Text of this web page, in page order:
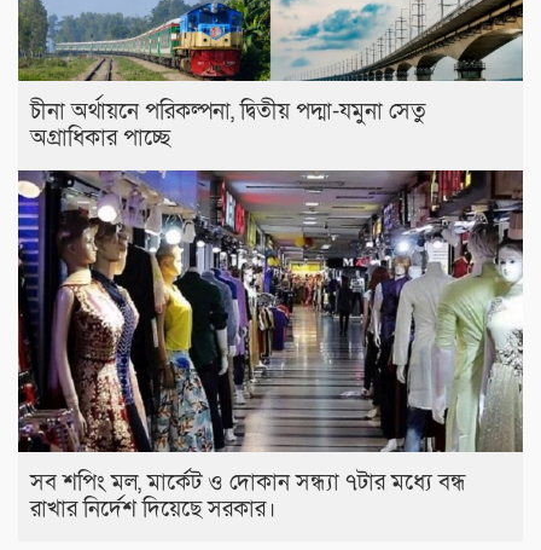
চীনা অর্থায়নে পরিকল্পনা, দ্বিতীয় পদ্মা-যমুনা সেতু
অগ্রাধিকার পাচ্ছে
সব শপিং মল, মার্কেট ও দোকান সন্ধ্যা ৭টার মধ্যে বন্ধ
রাখার নির্দেশ দিয়েছে সরকার।